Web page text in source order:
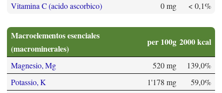
Vitamina C (acido ascorbico)
0 mg < 0,1%
Macroelementos esenciales
(macrominerales)
per 100g 2000 kcal
Magnesio, Mg 520 mg
139,0%
Potassio, K
1'178 mg
59,0%